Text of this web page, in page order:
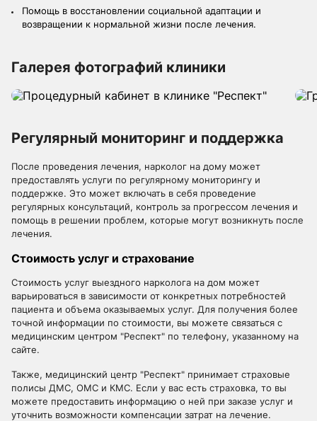
Помощь в восстановлении социальной адаптации и
возвращении к нормальной жизни после лечения.
Галерея фотографий клиники
Регулярный мониторинг и поддержка
После проведения лечения, нарколог на дому может
предоставлять услуги по регулярному мониторингу и
поддержке. Это может включать в себя проведение
регулярных консультаций, контроль за прогрессом лечения и
помощь в решении проблем, которые могут возникнуть после
лечения.
Стоимость услуг и страхование
Стоимость услуг выездного нарколога на дом может
варьироваться в зависимости от конкретных потребностей
пациента и объема оказываемых услуг. Для получения более
точной информации по стоимости, вы можете связаться с
медицинским центром "Респект" по телефону, указанному на
сайте.
Также, медицинский центр "Респект" принимает страховые
полисы ДМС, ОМС и КМС. Если у вас есть страховка, то вы
можете предоставить информацию о ней при заказе услуг и
уточнить возможности компенсации затрат на лечение.